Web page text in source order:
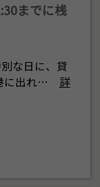
までに桟
な日に、貸
に出れ…
詳